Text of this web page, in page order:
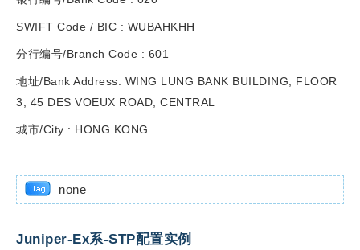
SWIFT Code / BIC : WUBAHKHH
分行编号/Branch Code : 601
地址/Bank Address: WING LUNG BANK BUILDING, FLOOR
3, 45 DES VOEUX ROAD, CENTRAL
城市/City : HONG KONG
none
Juniper-Ex系-STP配置实例